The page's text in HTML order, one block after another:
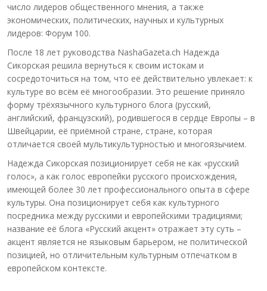
число лидеров общественного мнения, а также
экономических, политических, научных и культурных
лидеров: Форум 100.
После 18 лет руководства NashaGazeta.ch Надежда
Сикорская решила вернуться к своим истокам и
сосредоточиться на том, что её действительно увлекает: к
культуре во всём её многообразии. Это решение приняло
форму трёхязычного культурного блога (русский,
английский, французский), родившегося в сердце Европы – в
Швейцарии, её приёмной стране, стране, которая
отличается своей мультикультурностью и многоязычием.
Надежда Сикорская позиционирует себя не как «русский
голос», а как голос европейки русского происхождения,
имеющей более 30 лет профессионального опыта в сфере
культуры. Она позиционирует себя как культурного
посредника между русскими и европейскими традициями;
название её блога «Русский акцент» отражает эту суть –
акцент является не языковым барьером, не политической
позицией, но отличительным культурным отпечатком в
европейском контексте.